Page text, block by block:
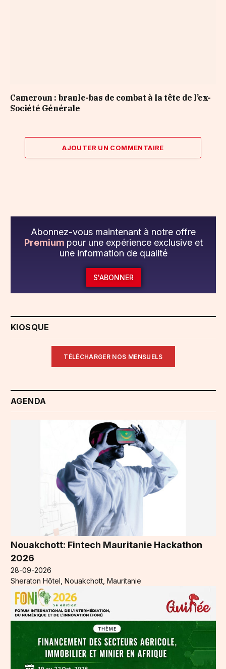
Cameroun : branle-bas de combat à la tête de l’ex-
Société Générale
AJOUTER UN COMMENTAIRE
Abonnez-vous maintenant à notre offre
Premium pour une expérience exclusive et
une information de qualité
S'ABONNER
KIOSQUE
TÉLÉCHARGER NOS MENSUELS
AGENDA
Nouakchott: Fintech Mauritanie Hackathon
2026
28-09-2026
Sheraton Hôtel, Nouakchott, Mauritanie